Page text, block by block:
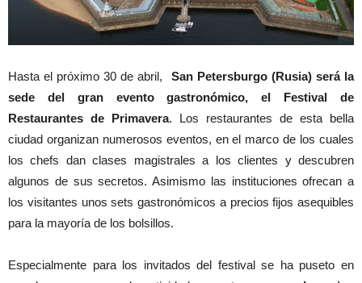
Hasta el próximo 30 de abril, San Petersburgo (Rusia) será la
sede del gran evento gastronómico, el Festival de
Restaurantes de Primavera. Los restaurantes de esta bella
ciudad organizan numerosos eventos, en el marco de los cuales
los chefs dan clases magistrales a los clientes y descubren
algunos de sus secretos. Asimismo las instituciones ofrecan a
los visitantes unos sets gastronómicos a precios fijos asequibles
para la mayoría de los bolsillos.
Especialmente para los invitados del festival se ha puseto en